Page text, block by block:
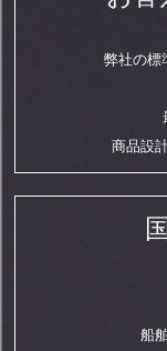
弊社の標
商品設
船